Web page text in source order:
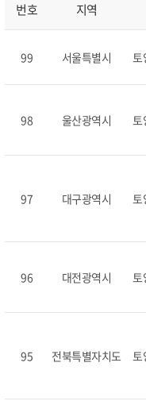
번호 지역
99 서울특별시 토
98 울산광역시 토
97 대구광역시 토
96 대전광역시 토
95 전북특별자치도 토